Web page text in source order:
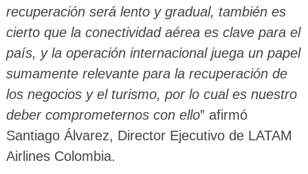
recuperación será lento y gradual, también es
cierto que la conectividad aérea es clave para el
país, y la operación internacional juega un papel
sumamente relevante para la recuperación de
los negocios y el turismo, por lo cual es nuestro
deber comprometernos con ello” afirmó
Santiago Álvarez, Director Ejecutivo de LATAM
Airlines Colombia.